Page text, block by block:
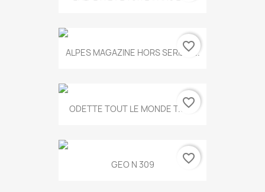
ALPES MAGAZINE HORS SERIE N...
favorite_border
ODETTE TOUT LE MONDE T.546
favorite_border
GEO N 309 favorite_border